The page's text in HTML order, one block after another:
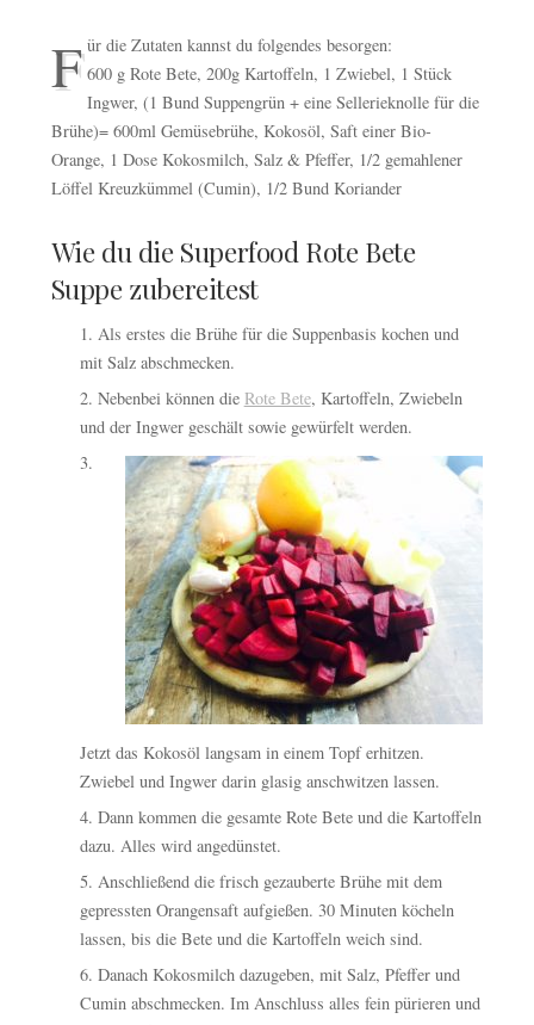
F ür die Zutaten kannst du folgendes besorgen:
600 g Rote Bete, 200g Kartoffeln, 1 Zwiebel, 1 Stück
Ingwer, (1 Bund Suppengrün + eine Sellerieknolle für die
Brühe)= 600ml Gemüsebrühe, Kokosöl, Saft einer Bio-
Orange, 1 Dose Kokosmilch, Salz & Pfeffer, 1/2 gemahlener
Löffel Kreuzkümmel (Cumin), 1/2 Bund Koriander
Wie du die Superfood Rote Bete
Suppe zubereitest
Als erstes die Brühe für die Suppenbasis kochen und
mit Salz abschmecken.
Nebenbei können die Rote Bete, Kartoffeln, Zwiebeln
und der Ingwer geschält sowie gewürfelt werden.
Jetzt das Kokosöl langsam in einem Topf erhitzen.
Zwiebel und Ingwer darin glasig anschwitzen lassen.
Dann kommen die gesamte Rote Bete und die Kartoffeln
dazu. Alles wird angedünstet.
Anschließend die frisch gezauberte Brühe mit dem
gepressten Orangensaft aufgießen. 30 Minuten köcheln
lassen, bis die Bete und die Kartoffeln weich sind.
Danach Kokosmilch dazugeben, mit Salz, Pfeffer und
Cumin abschmecken. Im Anschluss alles fein pürieren und